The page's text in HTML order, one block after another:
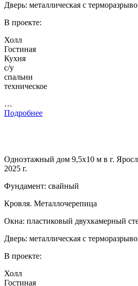
Дверь: металлическая с
В проекте:
Холл
Гостиная
Кухня
с/у
спальни
техническое
…
Подробнее
Одноэтажный дом 9,5х10 м в г.
2025 г.
Фундамент: свайный
Кровля. Металлочерепица
Окна: пластиковый двухкамерный
Дверь: металлическая с
В проекте:
Холл
Гостиная